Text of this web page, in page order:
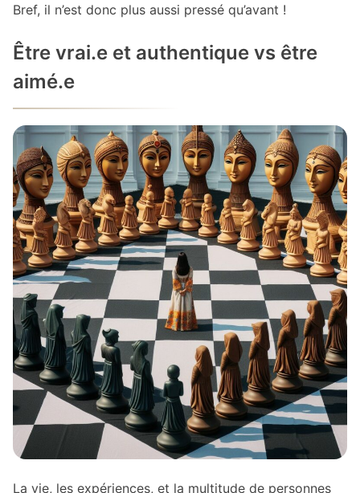
Bref, il n’est donc plus aussi pressé qu’avant !
Être vrai.e et authentique vs être
aimé.e
La vie, les expériences, et la multitude de personnes